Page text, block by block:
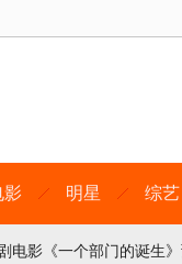
影 明星 综艺
电影《一个部门的诞生